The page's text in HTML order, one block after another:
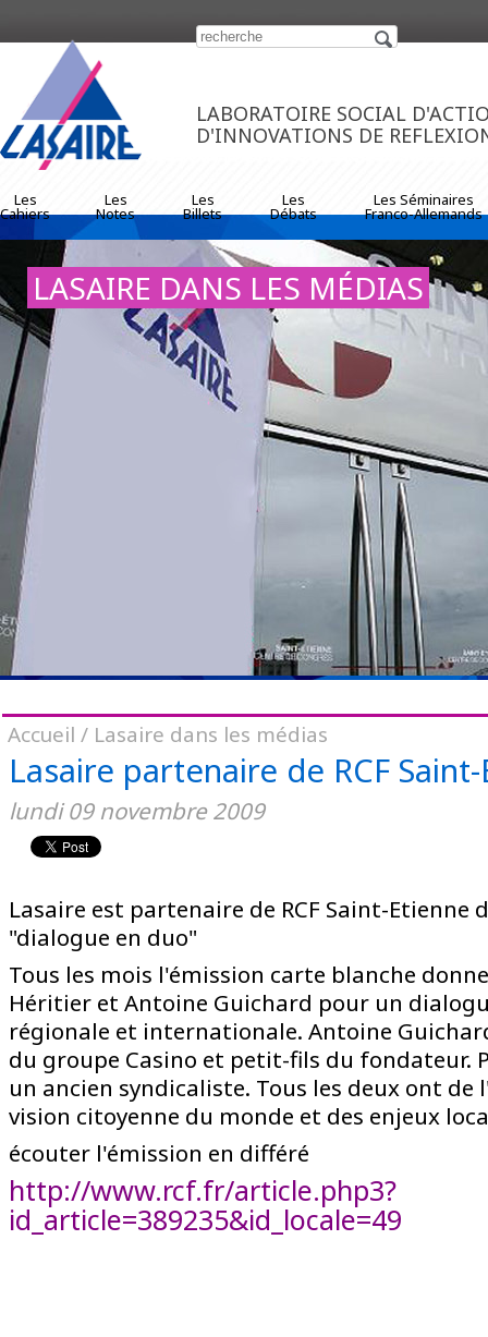
https://www.traditionrolex.com/33
LABORATOIRE SOCIAL
D'INNOVATIONS DE
Les
Cahiers
Les
Notes
Les
Billets
Les
Débats
Les Séminaires
Franco-Allemands
LASAIRE DANS LES MÉDIAS
Accueil / Lasaire dans les médias
Lasaire partenaire de RCF
lundi 09 novembre 2009
Lasaire est partenaire de RCF Saint-Etienne
"dialogue en duo"
Tous les mois l'émission carte blanche
Héritier et Antoine Guichard pour un
régionale et internationale. Antoine
du groupe Casino et petit-fils du fondateur.
un ancien syndicaliste. Tous les deux ont de
vision citoyenne du monde et des enjeux
écouter l'émission en différé
http://www.rcf.fr/article.php3?
id_article=389235&id_locale=49